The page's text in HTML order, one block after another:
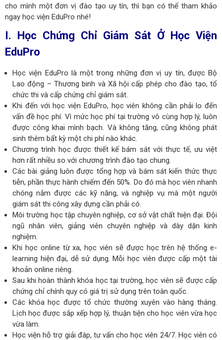
cho mình một đơn vị đào tạo uy tín, thì bạn có thể tham khảo
ngay học viện EduPro nhé!
I. Học Chứng Chỉ Giám Sát Ở Học Viện
EduPro
Học viện EduPro là một trong những đơn vị uy tín, được Bộ
Lao động – Thương binh và Xã hội cấp phép cho đào tạo, tổ
chức thi và cấp chứng chỉ giám sát.
Khi đến với học viện EduPro, học viên không cần phải lo đến
vấn đề học phí. Vì mức học phí tại trường vô cùng hợp lý, luôn
được công khai mình bạch. Và không tăng, cũng không phát
sinh thêm bất kỳ một chi phí nào khác.
Chương trình học được thiết kế bám sát với thực tế, ưu việt
hơn rất nhiều so với chương trình đào tạo chung.
Các bài giảng luôn được tổng hợp và bám sát kiến thức thực
tiễn, phần thực hành chiếm đến 50%. Do đó mà học viên nhanh
chóng nắm được các kỹ năng, và nghiệp vụ mà một người
giám sát thi công xây dựng cần phải có.
Môi trường học tập chuyên nghiệp, cơ sở vật chất hiện đại. Đội
ngũ nhân viên, giảng viên chuyên nghiệp và dày dặn kinh
nghiệm.
Khi học online từ xa, học viên sẽ được học trên hệ thống e-
learning hiện đại, dễ sử dụng. Mỗi học viên được cấp một tài
khoản online riêng.
Sau khi hoàn thành khóa học tại trường, học viên sẽ được cấp
chứng chỉ chính quy có giá trị sử dụng trên toàn quốc.
Các khóa học được tổ chức thường xuyên vào hàng tháng.
Lịch học được sắp xếp hợp lý, thuận tiện cho học viên vừa học
vừa làm.
Học viện hỗ trợ giải đáp, tư vấn cho học viên 24/7. Học viên có